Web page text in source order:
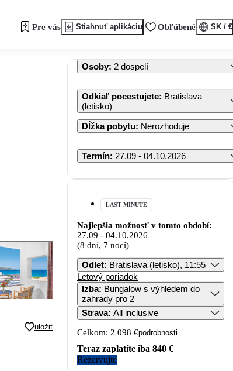
Pre vás Stiahnuť aplikáciu Obľúbené SK / €
uložiť
Osoby: 2 dospelí
Odkiaľ pocestujete: Bratislava
(letisko)
Dĺžka pobytu: Nerozhoduje
Termín: 27.09 - 04.10.2026
LAST MINUTE
Najlepšia možnosť v tomto období:
27.09 - 04.10.2026
(8 dní, 7 nocí)
Odlet: Bratislava (letisko), 11:55
Letový poriadok
Izba: Bungalow s výhledem do
zahrady pro 2
Strava: All inclusive
Celkom: 2 098 €podrobnosti
Teraz zaplatíte iba 840 €
Rezervujte